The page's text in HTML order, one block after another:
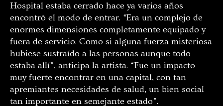
Hospital estaba cerrado hace ya varios años
encontró el modo de entrar. “Era un complejo de
enormes dimensiones completamente equipado y
fuera de servicio. Como si alguna fuerza misteriosa
hubiese sustraído a las personas aunque todo
estaba allí”, anticipa la artista. “Fue un impacto
muy fuerte encontrar en una capital, con tan
apremiantes necesidades de salud, un bien social
tan importante en semejante estado”.